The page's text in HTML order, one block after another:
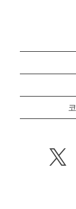
새
탭
에